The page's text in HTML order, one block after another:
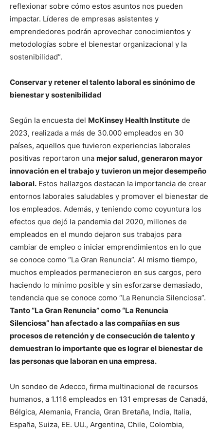
reflexionar sobre cómo estos asuntos nos pueden
impactar. Líderes de empresas asistentes y
emprendedores podrán aprovechar conocimientos y
metodologías sobre el bienestar organizacional y la
sostenibilidad”.
Conservar y retener el talento laboral es sinónimo de
bienestar y sostenibilidad
Según la encuesta del McKinsey Health Institute de
2023, realizada a más de 30.000 empleados en 30
países, aquellos que tuvieron experiencias laborales
positivas reportaron una mejor salud, generaron mayor
innovación en el trabajo y tuvieron un mejor desempeño
laboral. Estos hallazgos destacan la importancia de crear
entornos laborales saludables y promover el bienestar de
los empleados. Además, y teniendo como coyuntura los
efectos que dejó la pandemia del 2020, millones de
empleados en el mundo dejaron sus trabajos para
cambiar de empleo o iniciar emprendimientos en lo que
se conoce como “La Gran Renuncia”. Al mismo tiempo,
muchos empleados permanecieron en sus cargos, pero
haciendo lo mínimo posible y sin esforzarse demasiado,
tendencia que se conoce como “La Renuncia Silenciosa”.
Tanto “La Gran Renuncia” como “La Renuncia
Silenciosa” han afectado a las compañías en sus
procesos de retención y de consecución de talento y
demuestran lo importante que es lograr el bienestar de
las personas que laboran en una empresa.
Un sondeo de Adecco, firma multinacional de recursos
humanos, a 1.116 empleados en 131 empresas de Canadá,
Bélgica, Alemania, Francia, Gran Bretaña, India, Italia,
España, Suiza, EE. UU., Argentina, Chile, Colombia,